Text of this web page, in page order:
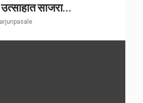
साजरा…
arjunpasale